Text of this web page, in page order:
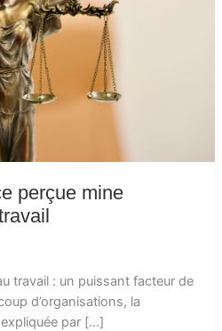
perçue mine
travail : un puissant facteur de
d’organisations, la
par […]